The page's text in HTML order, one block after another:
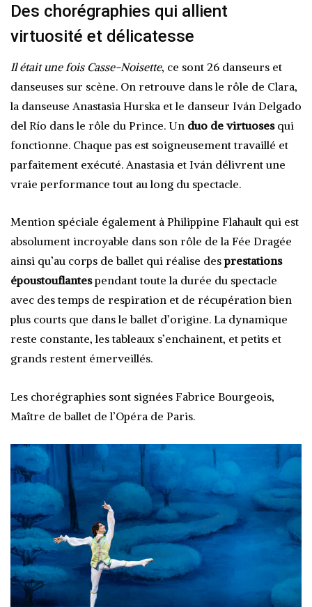
Des chorégraphies qui allient
virtuosité et délicatesse
Il était une fois Casse-Noisette, ce sont 26 danseurs et
danseuses sur scène. On retrouve dans le rôle de Clara,
la danseuse Anastasia Hurska et le danseur Iván Delgado
del Río dans le rôle du Prince. Un duo de virtuoses qui
fonctionne. Chaque pas est soigneusement travaillé et
parfaitement exécuté. Anastasia et Iván délivrent une
vraie performance tout au long du spectacle.
Mention spéciale également à Philippine Flahault qui est
absolument incroyable dans son rôle de la Fée Dragée
ainsi qu’au corps de ballet qui réalise desprestations
époustouflantespendant toute la durée du spectacle
avec des temps de respiration et de récupération bien
plus courts que dans le ballet d’origine. La dynamique
reste constante, les tableaux s’enchainent, et petits et
grands restent émerveillés.
Les chorégraphies sont signées Fabrice Bourgeois,
Maître de ballet de l’Opéra de Paris.